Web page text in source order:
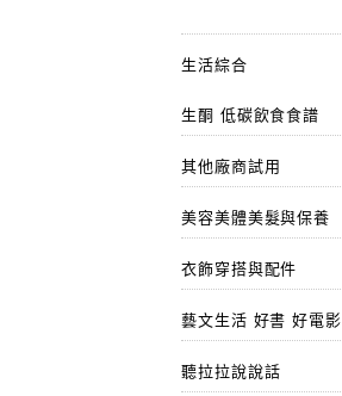
生活綜合
生酮 低碳飲食食譜
其他廠商試用
美容美體美髮與保養
衣飾穿搭與配件
藝文生活 好書 好電影
聽拉拉說說話